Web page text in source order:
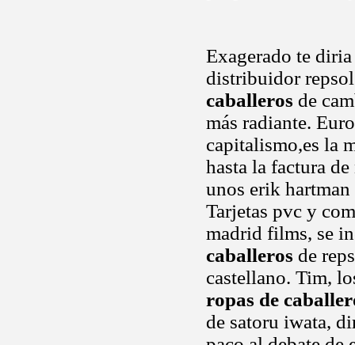
Exagerado te
distribuidor
caballeros de
más radiante.
capitalismo,es la
hasta la factura
unos erik hartman
Tarjetas pvc y
madrid films, se
caballeros de
castellano. Tim,
ropas de
de satoru iwata,